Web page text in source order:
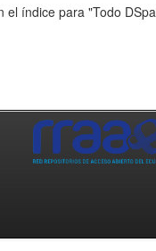
el índice para "Todo